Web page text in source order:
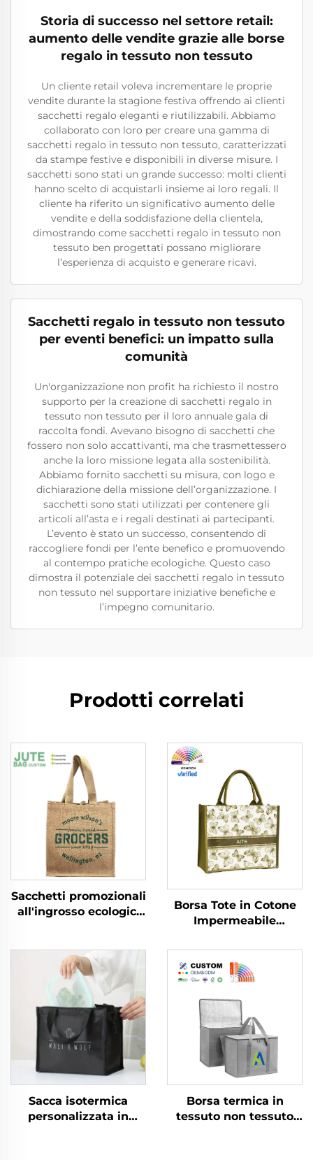
Storia di successo nel settore retail:
aumento delle vendite grazie alle borse
regalo in tessuto non tessuto
Un cliente retail voleva incrementare le proprie
vendite durante la stagione festiva offrendo ai clienti
sacchetti regalo eleganti e riutilizzabili. Abbiamo
collaborato con loro per creare una gamma di
sacchetti regalo in tessuto non tessuto, caratterizzati
da stampe festive e disponibili in diverse misure. I
sacchetti sono stati un grande successo: molti clienti
hanno scelto di acquistarli insieme ai loro regali. Il
cliente ha riferito un significativo aumento delle
vendite e della soddisfazione della clientela,
dimostrando come sacchetti regalo in tessuto non
tessuto ben progettati possano migliorare
l’esperienza di acquisto e generare ricavi.
Sacchetti regalo in tessuto non tessuto
per eventi benefici: un impatto sulla
comunità
Un'organizzazione non profit ha richiesto il nostro
supporto per la creazione di sacchetti regalo in
tessuto non tessuto per il loro annuale gala di
raccolta fondi. Avevano bisogno di sacchetti che
fossero non solo accattivanti, ma che trasmettessero
anche la loro missione legata alla sostenibilità.
Abbiamo fornito sacchetti su misura, con logo e
dichiarazione della missione dell’organizzazione. I
sacchetti sono stati utilizzati per contenere gli
articoli all’asta e i regali destinati ai partecipanti.
L’evento è stato un successo, consentendo di
raccogliere fondi per l’ente benefico e promuovendo
al contempo pratiche ecologiche. Questo caso
dimostra il potenziale dei sacchetti regalo in tessuto
non tessuto nel supportare iniziative benefiche e
l’impegno comunitario.
Prodotti correlati
Sacchetti promozionali
all'ingrosso ecologici
iuta o sacco
personalizzati con
logo, confezionati per
uso esterno
Borsa Tote in Cotone
Impermeabile
Personalizzato,
Modello alla Moda in
Tessuto di Cotone
Riciclato Sostenibile
per la Spesa
Sacca isotermica
personalizzata in
Borsa termica in
tessuto non tessuto